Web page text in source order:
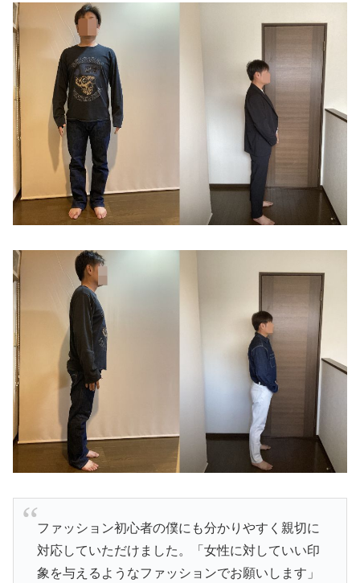
ファッション初心者の僕にも分かりやすく親切に
対応していただけました。「女性に対していい印
象を与えるようなファッションでお願いします」